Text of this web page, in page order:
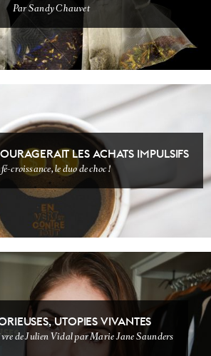
SUPERMARCHÉ
VIDEOOOOO
Par Sandy Chauvet
LES ACHATS IMPULSIFS
croissance, le duo de choc !
UTOPIES VIVANTES
de Julien Vidal par Marie Jane Saunders